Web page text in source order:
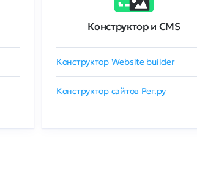
Конструктор и CMS
Конструктор Website builder
Конструктор сайтов Рег.ру